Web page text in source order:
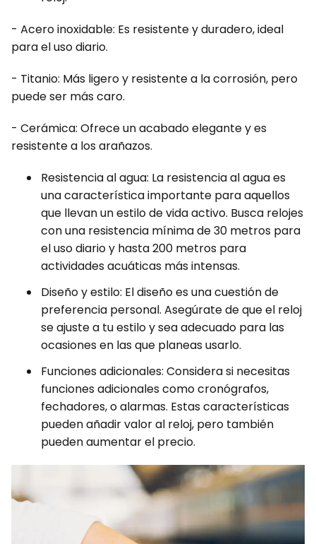
- Acero inoxidable: Es resistente y duradero, ideal
para el uso diario.
- Titanio: Más ligero y resistente a la corrosión, pero
puede ser más caro.
- Cerámica: Ofrece un acabado elegante y es
resistente a los arañazos.
Resistencia al agua: La resistencia al agua es
una característica importante para aquellos
que llevan un estilo de vida activo. Busca relojes
con una resistencia mínima de 30 metros para
el uso diario y hasta 200 metros para
actividades acuáticas más intensas.
Diseño y estilo: El diseño es una cuestión de
preferencia personal. Asegúrate de que el reloj
se ajuste a tu estilo y sea adecuado para las
ocasiones en las que planeas usarlo.
Funciones adicionales: Considera si necesitas
funciones adicionales como cronógrafos,
fechadores, o alarmas. Estas características
pueden añadir valor al reloj, pero también
pueden aumentar el precio.